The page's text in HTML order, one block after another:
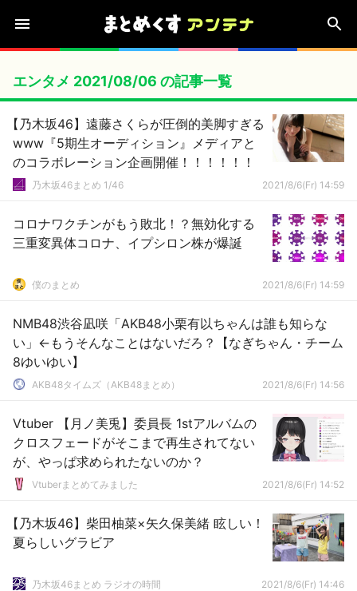
エンタメ 2021/08/06 の記事一覧
【乃木坂46】遠藤さくらが圧倒的美脚すぎる
www『5期生オーディション』メディアと
のコラボレーション企画開催！！！！！！
乃木坂46まとめ 1/46 2021/8/6(Fr) 14:59
コロナワクチンがもう敗北！？無効化する
三重変異体コロナ、イプシロン株が爆誕
僕のまとめ 2021/8/6(Fr) 14:59
NMB48渋谷凪咲「AKB48小栗有以ちゃんは誰も知らな
い」←もうそんなことはないだろ？【なぎちゃん・チーム
8ゆいゆい】
AKB48タイムズ（AKB48まとめ） 2021/8/6(Fr) 14:56
Vtuber 【月ノ美兎】委員長 1stアルバムの
クロスフェードがそこまで再生されてない
が、やっぱ求められたないのか？
Vtuberまとめてみました 2021/8/6(Fr) 14:52
【乃木坂46】柴田柚菜×矢久保美緒 眩しい！
夏らしいグラビア
乃木坂46まとめ ラジオの時間 2021/8/6(Fr) 14:46